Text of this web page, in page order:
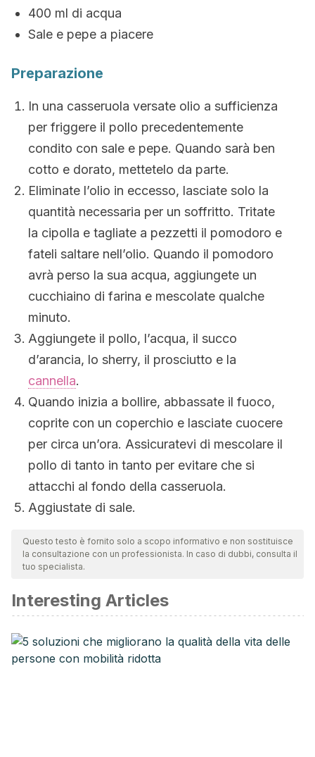
400 ml di acqua
Sale e pepe a piacere
Preparazione
In una casseruola versate olio a sufficienza
per friggere il pollo precedentemente
condito con sale e pepe. Quando sarà ben
cotto e dorato, mettetelo da parte.
Eliminate l’olio in eccesso, lasciate solo la
quantità necessaria per un soffritto. Tritate
la cipolla e tagliate a pezzetti il pomodoro e
fateli saltare nell’olio. Quando il pomodoro
avrà perso la sua acqua, aggiungete un
cucchiaino di farina e mescolate qualche
minuto.
Aggiungete il pollo, l’acqua, il succo
d’arancia, lo sherry, il prosciutto e la
cannella.
Quando inizia a bollire, abbassate il fuoco,
coprite con un coperchio e lasciate cuocere
per circa un’ora. Assicuratevi di mescolare il
pollo di tanto in tanto per evitare che si
attacchi al fondo della casseruola.
Aggiustate di sale.
Questo testo è fornito solo a scopo informativo e non sostituisce
la consultazione con un professionista. In caso di dubbi, consulta il
tuo specialista.
Interesting Articles